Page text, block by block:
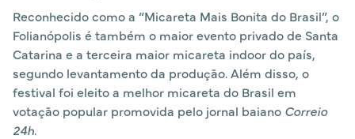
Reconhecido como a “Micareta Mais Bonita do Brasil”, o
Folianópolis é também o maior evento privado de Santa
Catarina e a terceira maior micareta indoor do país,
segundo levantamento da produção. Além disso, o
festival foi eleito a melhor micareta do Brasil em
votação popular promovida pelo jornal baiano Correio
24h.